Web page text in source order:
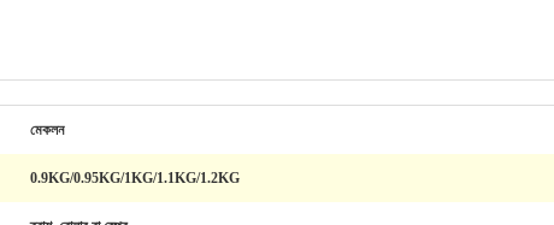
মেকলন
0.9KG/0.95KG/1KG/1.1KG/1.2KG